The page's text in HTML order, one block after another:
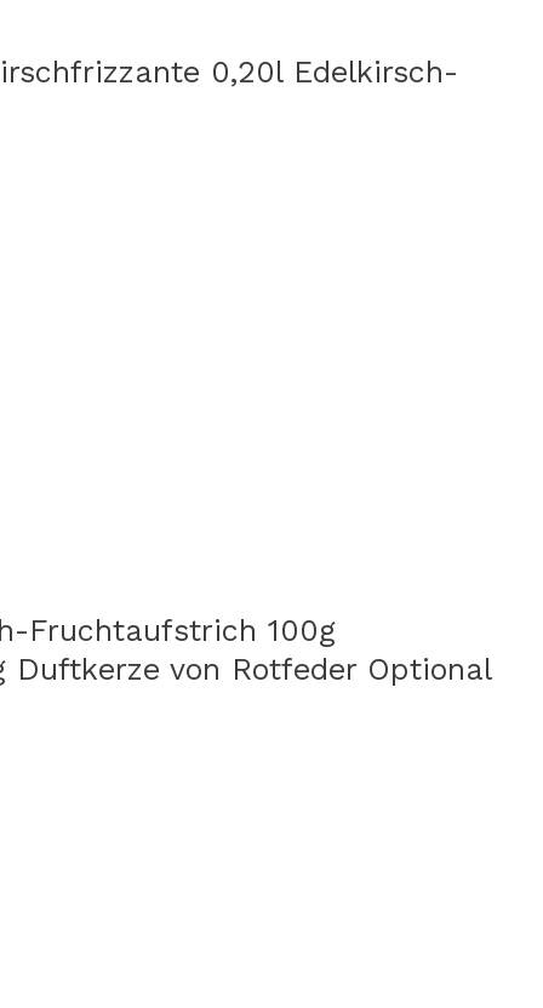
0,20l Edelkirsch-
Fruchtaufstrich 100g
Duftkerze von Rotfeder Optional